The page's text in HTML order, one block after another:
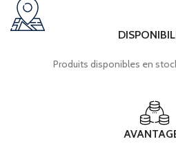
Produits disponibles en